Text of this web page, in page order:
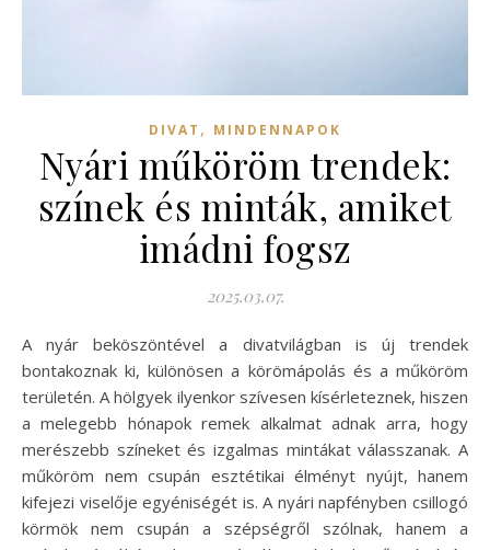
DIVAT , MINDENNAPOK
Nyári műköröm trendek:
színek és minták, amiket
imádni fogsz
2025.03.07.
A nyár beköszöntével a divatvilágban is új trendek
bontakoznak ki, különösen a körömápolás és a műköröm
területén. A hölgyek ilyenkor szívesen kísérleteznek, hiszen
a melegebb hónapok remek alkalmat adnak arra, hogy
merészebb színeket és izgalmas mintákat válasszanak. A
műköröm nem csupán esztétikai élményt nyújt, hanem
kifejezi viselője egyéniségét is. A nyári napfényben csillogó
körmök nem csupán a szépségről szólnak, hanem a